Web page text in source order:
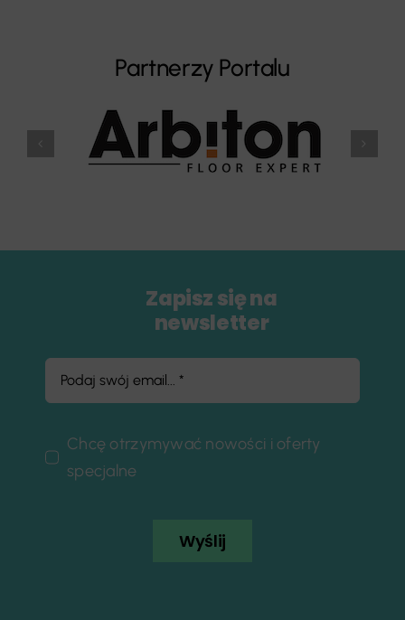
Partnerzy Portalu
Zapisz się na
newsletter
Chcę otrzymywać nowości i oferty
specjalne
Wyślij